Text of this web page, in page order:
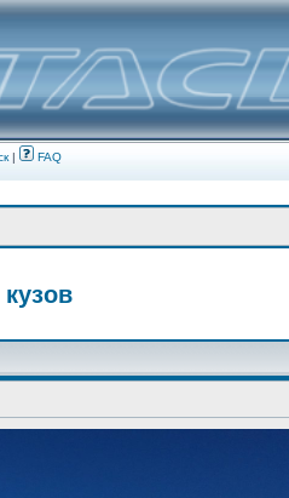
| FAQ